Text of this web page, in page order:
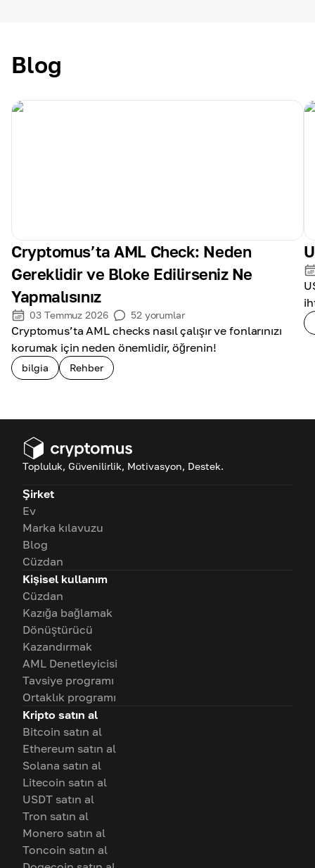
Blog
Cryptomus’ta AML Check: Neden
Gereklidir ve Bloke Edilirseniz Ne
Yapmalısınız
03 Temmuz 2026 52 yorumlar
Cryptomus’ta AML checks nasıl çalışır ve fonlarınızı
korumak için neden önemlidir, öğrenin!
bilgia Rehber
Topluluk, Güvenilirlik, Motivasyon, Destek.
Şirket
Ev
Marka kılavuzu
Blog
Cüzdan
Kişisel kullanım
Cüzdan
Kazığa bağlamak
Dönüştürücü
Kazandırmak
AML Denetleyicisi
Tavsiye programı
Ortaklık programı
Kripto satın al
Bitcoin satın al
Ethereum satın al
Solana satın al
Litecoin satın al
USDT satın al
Tron satın al
Monero satın al
Toncoin satın al